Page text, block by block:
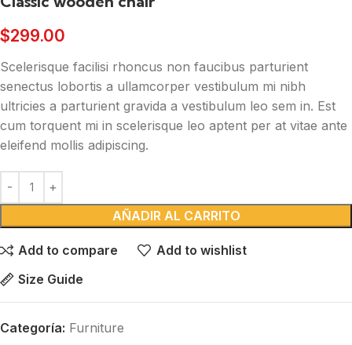
$299.00
Scelerisque facilisi rhoncus non faucibus parturient
senectus lobortis a ullamcorper vestibulum mi nibh
ultricies a parturient gravida a vestibulum leo sem in. Est
cum torquent mi in scelerisque leo aptent per at vitae ante
eleifend mollis adipiscing.
AÑADIR AL CARRITO
Add to compare
Add to wishlist
Size Guide
Categoría: Furniture